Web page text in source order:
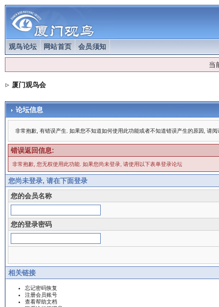
观鸟论坛 网站首页 会员须知
当
厦门观鸟会
论坛信息
非常抱歉, 有错误产生. 如果您不知道如何使用此功能或者不知道错误产生的原因, 请
错误返回信息:
非常抱歉, 您无权使用此功能. 如果您尚未登录, 请使用以下表单登录论坛
您尚未登录, 请在下面登录
您的会员名称
您的登录密码
相关链接
忘记密码恢复
注册会员账号
查看帮助文档